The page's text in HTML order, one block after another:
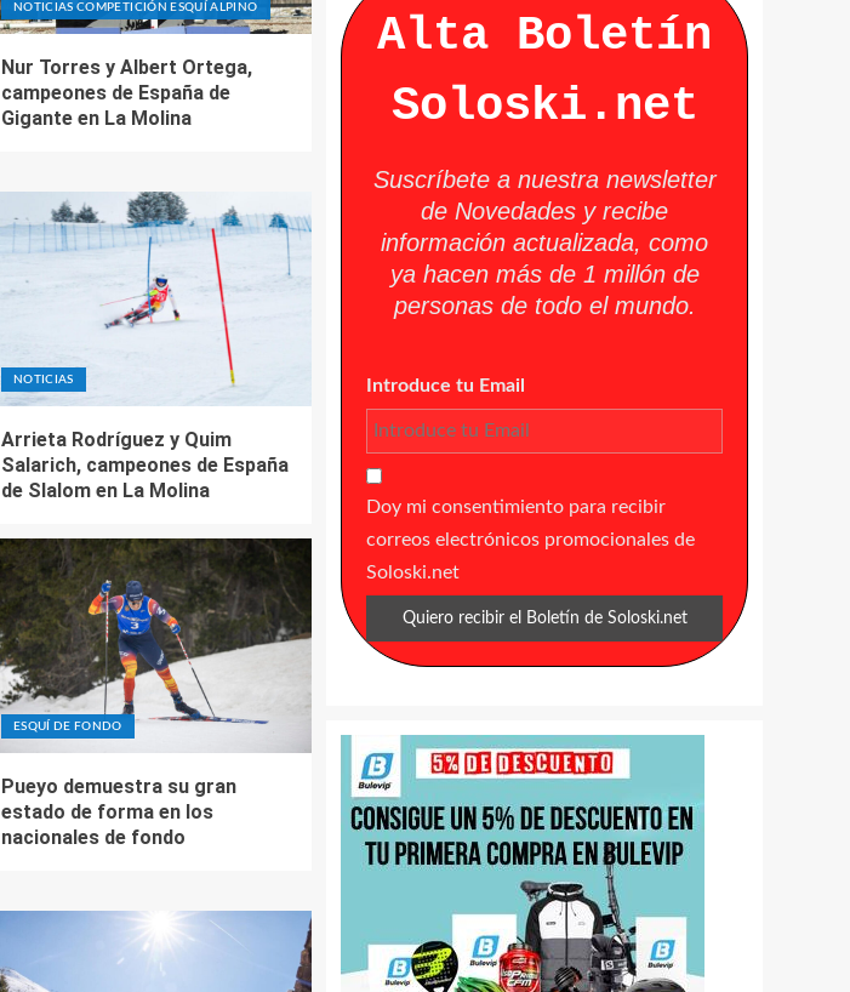
NOTICIAS COMPETICIÓN ESQUÍ ALPINO
Nur Torres y Albert Ortega,
campeones de España de
Gigante en La Molina
NOTICIAS
Arrieta Rodríguez y Quim
Salarich, campeones de España
de Slalom en La Molina
ESQUÍ DE FONDO
Pueyo demuestra su gran
estado de forma en los
nacionales de fondo
Alta Boletín
Soloski.net
Suscríbete a nuestra newsletter
de Novedades y recibe
información actualizada, como
ya hacen más de 1 millón de
personas de todo el mundo.
Introduce tu Email
Doy mi consentimiento para recibir
correos electrónicos promocionales de
Soloski.net